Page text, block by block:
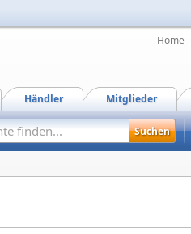
Home
Mitglieder
Händler